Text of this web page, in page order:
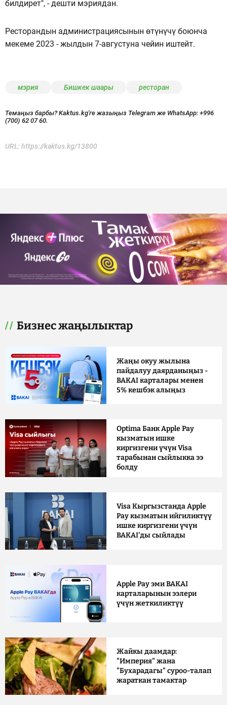
билдирет", - дешти мэриядан.
Ресторандын администрациясынын өтүнүчү боюнча
мекеме 2023 - жылдын 7-августуна чейин иштейт.
мэрия Бишкек шаары ресторан
Темаңыз барбы? Kaktus.kg'ге жазыңыз Telegram же WhatsApp: +996
(700) 62 07 60.
URL: https://kaktus.kg/13800
Бизнес жаңылыктар
Жаңы окуу жылына
пайдалуу даярданыңыз -
BAKAI карталары менен
5% кешбэк алыңыз
Optima Банк Apple Pay
кызматын ишке
киргизгени үчүн Visa
тарабынан сыйлыкка ээ
болду
Visa Кыргызстанда Apple
Pay кызматын ийгиликтүү
ишке киргизгени үчүн
BAKAI'ды сыйлады
Apple Pay эми BAKAI
карталарынын ээлери
үчүн жеткиликтүү
Жайкы даамдар:
"Империя" жана
"Бухарадагы" суроо-талап
жараткан тамактар